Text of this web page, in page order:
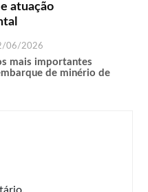
atuação
06/2026
mais importantes
de minério de